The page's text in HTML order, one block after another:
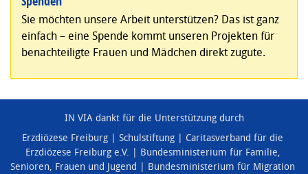
Sie möchten unsere Arbeit unterstützen? Das ist ganz
einfach – eine Spende kommt unseren Projekten für
benachteiligte Frauen und Mädchen direkt zugute.
IN VIA dankt für die Unterstützung durch
Erzdiözese Freiburg
Schulstiftung
Caritasverband für die
Erzdiözese Freiburg e.V.
Bundesministerium für Familie,
Senioren, Frauen und Jugend
Bundesministerium für Migration